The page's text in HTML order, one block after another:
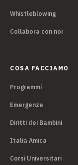
Whistleblowing
Collabora con noi
COSA FACCIAMO
Programmi
Emergenze
Diritti dei Bambini
Italia Amica
Corsi Universitari